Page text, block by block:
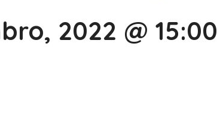
2022 @ 15:00